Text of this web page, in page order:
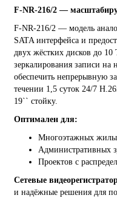
F-NR-216/2 —
F-NR-216/2 — модель
SATA интерфейса и
двух жёстких дисков до
зеркалирования записи
обеспечить непрерывную
течении 1,5 суток 24/7
19`` стойку.
Оптимален для:
Многоэтажных
Административных
Проектов с
Сетевые
и надёжные решения для